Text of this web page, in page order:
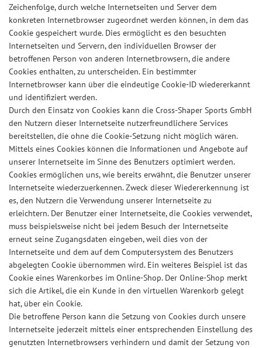
Zeichenfolge, durch welche Internetseiten und Server dem
konkreten Internetbrowser zugeordnet werden können, in dem das
Cookie gespeichert wurde. Dies ermöglicht es den besuchten
Internetseiten und Servern, den individuellen Browser der
betroffenen Person von anderen Internetbrowsern, die andere
Cookies enthalten, zu unterscheiden. Ein bestimmter
Internetbrowser kann über die eindeutige Cookie-ID wiedererkannt
und identifiziert werden.
Durch den Einsatz von Cookies kann die Cross-Shaper Sports GmbH
den Nutzern dieser Internetseite nutzerfreundlichere Services
bereitstellen, die ohne die Cookie-Setzung nicht möglich wären.
Mittels eines Cookies können die Informationen und Angebote auf
unserer Internetseite im Sinne des Benutzers optimiert werden.
Cookies ermöglichen uns, wie bereits erwähnt, die Benutzer unserer
Internetseite wiederzuerkennen. Zweck dieser Wiedererkennung ist
es, den Nutzern die Verwendung unserer Internetseite zu
erleichtern. Der Benutzer einer Internetseite, die Cookies verwendet,
muss beispielsweise nicht bei jedem Besuch der Internetseite
erneut seine Zugangsdaten eingeben, weil dies von der
Internetseite und dem auf dem Computersystem des Benutzers
abgelegten Cookie übernommen wird. Ein weiteres Beispiel ist das
Cookie eines Warenkorbes im Online-Shop. Der Online-Shop merkt
sich die Artikel, die ein Kunde in den virtuellen Warenkorb gelegt
hat, über ein Cookie.
Die betroffene Person kann die Setzung von Cookies durch unsere
Internetseite jederzeit mittels einer entsprechenden Einstellung des
genutzten Internetbrowsers verhindern und damit der Setzung von